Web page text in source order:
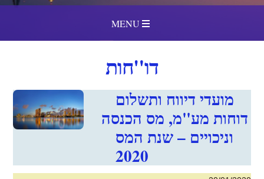
MENU
דו"חות
מועדי דיווח ותשלום
דוחות מע"מ, מס הכנסה
וניכויים – שנת המס
2020